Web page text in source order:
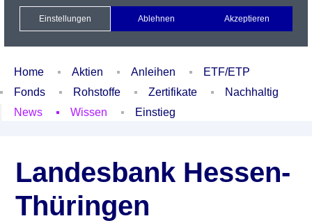
Xetra Realtime
Watchlist Portfolio Login
Home Aktien Anleihen
ETF/ETP
Fonds
Rohstoffe Zertifikate
Nachhaltig
News
Wissen Einstieg
Landesbank Hessen-
Thüringen
Einstellungen Ablehnen Akzeptieren